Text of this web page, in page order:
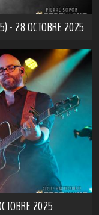
- 28 OCTOBRE 2025
2025